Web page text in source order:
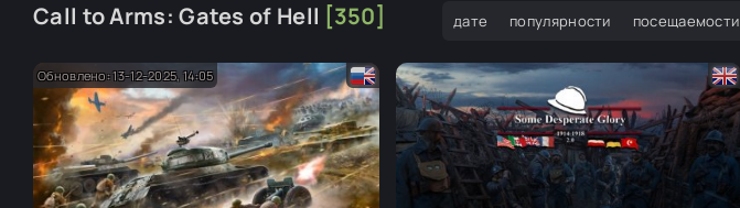
Call to Arms: Gates of Hell [350] дате популярности посещаемости
Обновлено: 13-12-2025, 14:05